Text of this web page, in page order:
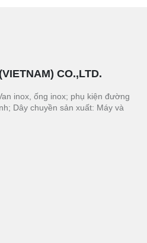
CO.,LTD.
inox, ống inox; phụ kiện đường
Dây chuyền sản xuất: Máy và